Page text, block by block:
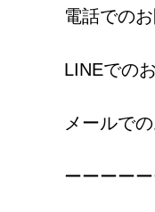
電話での
LINEでの
メールで
ーーーー